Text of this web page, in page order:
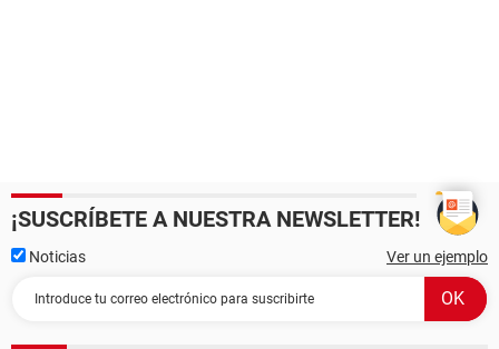
¡SUSCRÍBETE A NUESTRA NEWSLETTER!
Noticias Ver un ejemplo